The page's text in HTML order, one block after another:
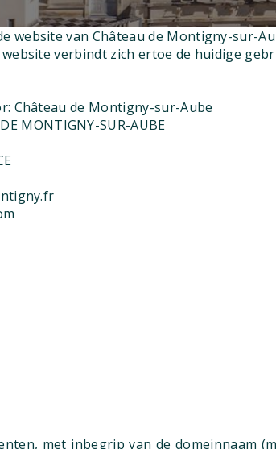
website van Château de Montigny-sur-
verbindt zich ertoe de huidige
Château de Montigny-sur-Aube
DE MONTIGNY-SUR-AUBE
met inbegrip van de domeinnaam